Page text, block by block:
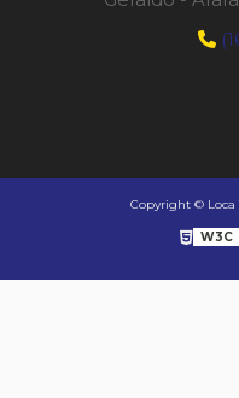
Copyright © Loca
W3C